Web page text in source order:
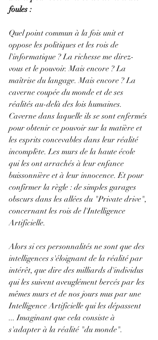
foules :
Quel point commun à la fois unit et
oppose les politiques et les rois de
l'informatique ? La richesse me direz-
vous et le pouvoir. Mais encore ? La
maîtrise du langage. Mais encore ? La
caverne coupée du monde et de ses
réalités au-delà des lois humaines.
Caverne dans laquelle ils se sont enfermés
pour obtenir ce pouvoir sur la matière et
les esprits concevables dans leur réalité
incomplète. Les murs de la haute école
qui les ont arrachés à leur enfance
buissonnière et à leur innocence. Et pour
confirmer la règle : de simples garages
obscurs dans les allées du "Private drive",
concernant les rois de l'Intelligence
Artificielle.
Alors si ces personnalités ne sont que des
intelligences s'éloignant de la réalité par
intérêt, que dire des milliards d'individus
qui les suivent aveuglément bercés par les
mêmes murs et de nos jours mus par une
Intelligence Artificielle qui les dépassent
... Imaginant que cela consiste à
s'adapter à la réalité "du monde".